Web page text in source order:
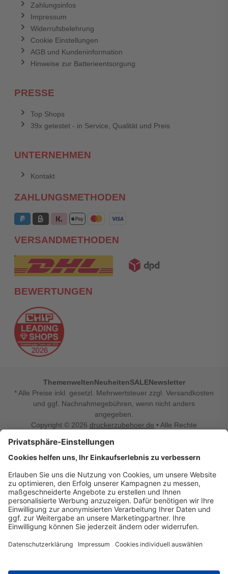
Zahlungsinfos
Impressum
Widerrufsbelehrung
Cookie Einstellungen
AGB und Kundeninformation
Hinweise zur Batterieentsorgung
PRESSE
Top Shops
39x getestet - in Service, Qualität und Preis
UNTERNEHMEN
Kontakt
ZAHLUNGSMETHODEN
VERSANDMETHODEN
BEWERTUNGEN
ThemenweltenNeuheitenSALENewsletter
* Alle Preise inkl. gesetzl. Mehrwertsteuer zzgl. Versandkosten
und ggf. Nachnahmegebühren, wenn nicht anders
angegeben.
Copyright © 2026 druckerzubehoer.de • Alle Rechte
Vertrag widerrufen
Druckerzubehoer.de – preiswerte Qualität für Ihr Office
Sie sind auf der Suche nach dem passenden Druckerzubehör
oder Zubehör für das Büro, den Computer oder Ihr
Smartphone? Dann sind Sie bei Druckerzubehoer.de genau
richtig! Unser breites Sortiment bietet unter anderem Tinte
und Toner für alle gängigen Druckermodelle – großer sowie
kleiner Hersteller. Zugleich sind wir Ihr Online Fachhandel für
einrichten, die Werkstatt ausstatten oder den Alltag mit
was Ihren Arbeitsplatz noch komfortabler macht, finden Sie